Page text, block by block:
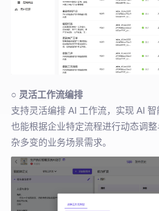
○ 灵活工作流编排
支持灵活编排 AI 工作流，实现 AI 智
也能根据企业特定流程进行动态调
杂多变的业务场景需求。